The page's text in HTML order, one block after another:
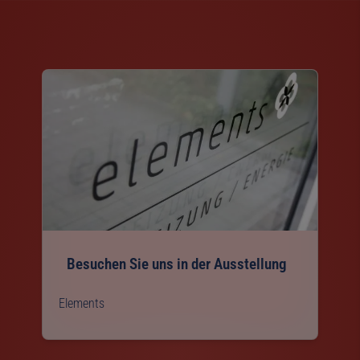
Besuchen Sie uns in der Ausstellung
Elements